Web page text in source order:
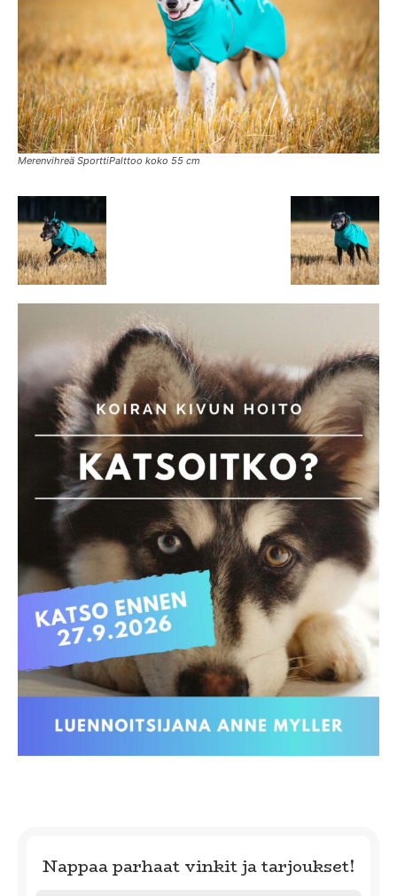
Merenvihreä SporttiPalttoo koko 55 cm
Nappaa parhaat vinkit ja tarjoukset!